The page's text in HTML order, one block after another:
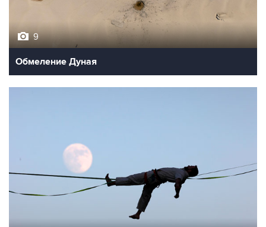
9
Обмеление Дуная